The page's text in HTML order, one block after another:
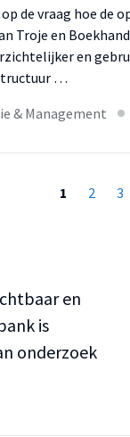
de vraag hoe de
Troje en
en
…
& Management
1 2 3
en
is
onderzoek